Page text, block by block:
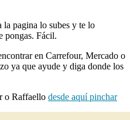
la pagina lo subes y te lo
pongas. Fácil.
en Carrefour, Mercado o
ya que ayude y diga donde los
o Raffaello desde aquí pinchar